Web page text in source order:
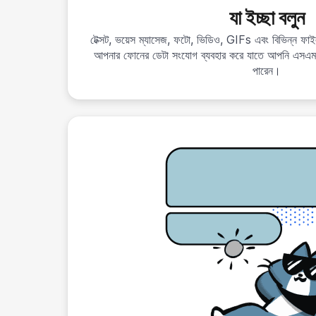
যা ইচ্ছা বলুন
টেক্সট, ভয়েস ম্যাসেজ, ফটো, ভিডিও, GIFs এবং বিভিন্ন
আপনার ফোনের ডেটা সংযোগ ব্যবহার করে যাতে আপনি
পারেন।